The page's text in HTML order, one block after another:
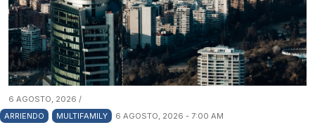
6 AGOSTO, 2026 /
ARRIENDO
MULTIFAMILY 6 AGOSTO, 2026 - 7:00 AM